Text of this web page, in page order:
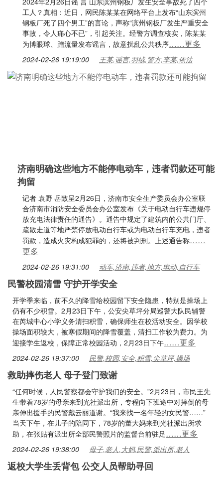
工人？真相：近日，网民陈某某在网络平台上发布“山东滨州
钢板厂死了四个男工”的言论，声称“滨州钢板厂发生严重安全
事故，令人痛心不已”，引起关注。经警方调查核实，陈某某
为博眼球、蹭流量发布谣言，故意扰乱公共秩序……更多
2024-02-26 19:19:00 王某,谣言,羽绒,警方,李某,依法
济南明确这些地方不能停电动车，违者罚款还可能
拘留
记者 袁野 岳致呈2月26日，济南市安全生产委员会办公室联
合济南市消防安全委员会办公室发布《关于电动自行车违规停
放充电法律责任的通告》。通告中规定了建筑内的公共门厅、
疏散走道等地严禁停放电动自行车或为电动自行车充电，违者
罚款，造成火灾构成犯罪的，还将被判刑。上述通告称……
更多
2024-02-26 19:31:00 动车,济南,违者,地方,电动,自行车
民警校园清雪 守护开学安全
开学季来临，前不久的降雪给校园留下安全隐患，特别是操场上
仍有不少积雪。2月23日下午，公安尖草坪分局巡警大队民辅警
在芮城中心小学义务清扫积雪，确保师生在校活动安全。因学校
操场面积较大，被寒假期间的降雪覆盖，清扫工作较为费力。为
迎接学生返校，保障正常校园活动，2月23日下午……更多
2024-02-26 19:37:00 民警,校园,安全,积雪,尖草坪,操场
救助摔伤老人 母子登门致谢
“任何时候，人民警察都会守护我们的安全。”2月23日，市民王先
生带着78岁的母亲来到光社派出所，专程向下班途中对摔倒的母
亲伸出援手的民警戴云丽道谢。“我来找一名年轻的女民警……”
当天下午，在儿子的陪同下，78岁的董大妈来到光社派出所求
助，在张贴有派出所全部民警照片的监督台前驻足……更多
2024-02-26 19:38:00 母子,老人,大妈,民警,派出所,老人
返校大学生丢背包 公交人员帮助寻回